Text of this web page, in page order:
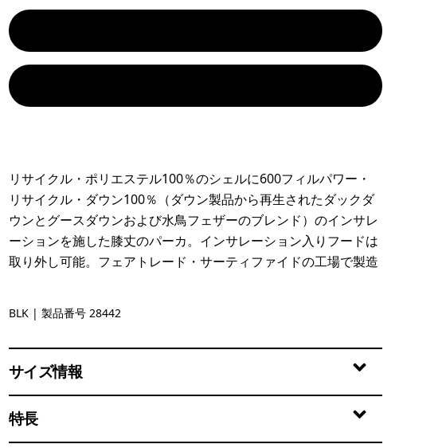
リサイクル・ポリエステル100％のシェルに600フィルパワー・
リサイクル・ダウン100％（ダウン製品から再生されたダックダ
ウンとグースダウンおよび水鳥フェザーのブレンド）のインサレ
ーションを施した膝丈のパーカ。インサレーション入りフードは
取り外し可能。フェアトレード・サーティファイドの工場で製造
Black
BLK | 製品番号 28442
サイズ情報
特長